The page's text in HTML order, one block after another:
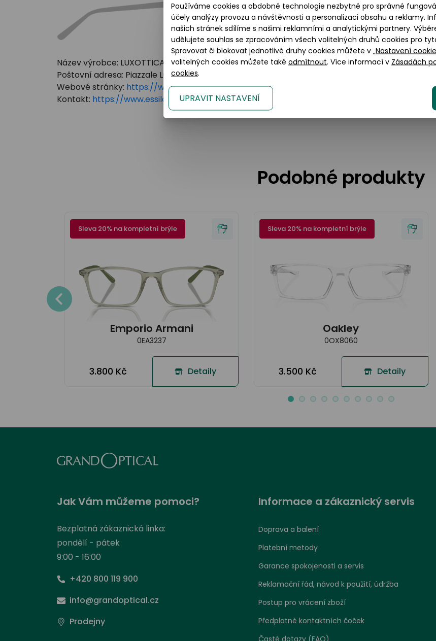
Název výrobce: LUXOTTICA GROUP
Poštovní adresa: Piazzale Luigi Cadorna 3 Milano, 20123 Italy
Webové stránky: https://www.essilorluxottica.com
Kontakt: https://www.essilorluxottica.com/en/brands/customer-care
Podobné produkty
Sleva 20% na kompletní brýle
Emporio Armani
0EA3237
3.800 Kč Detaily
Sleva 20% na kompletní brýle
Oakley
0OX8060
3.500 Kč Detaily
Jak Vám můžeme pomoci?
Bezplatná zákaznická linka:
pondělí - pátek
9:00 - 16:00
+420 800 119 900
info@grandoptical.cz
Prodejny
Informace a zákaznický servis
Doprava a balení
Platební metody
Garance spokojenosti a servis
Reklamační řád, návod k použití, údržba
Postup pro vrácení zboží
Předplatné kontaktních čoček
Používáme cookies a obdobné technologie nezbytné pro správné
účely analýzy provozu a návštěvnosti a personalizaci obsahu a reklamy.
našich stránek sdílíme s našimi reklamními a analytickými partnery.
udělujete souhlas se zpracováním všech volitelných druhů cookies pro
Spravovat či blokovat jednotlivé druhy cookies můžete v „Nastavení
volitelných cookies můžete také odmítnout. Více informací v Zásadách
cookies.
UPRAVIT NASTAVENÍ